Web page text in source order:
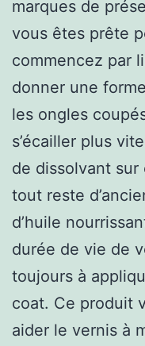
marques de
vous êtes prête
commencez par
donner une
les ongles
s’écailler plus
de dissolvant sur
tout reste
d’huile
durée de vie de
toujours à
coat. Ce produit
aider le vernis à